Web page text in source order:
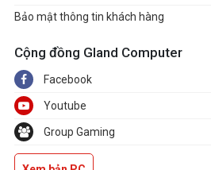
Bảo mật thông tin khách hàng
Cộng đồng Gland Computer
Facebook
Youtube
Group Gaming